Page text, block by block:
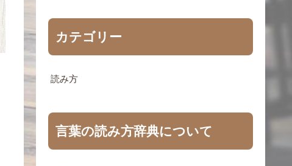
カテゴリー
読み方
言葉の読み方辞典について